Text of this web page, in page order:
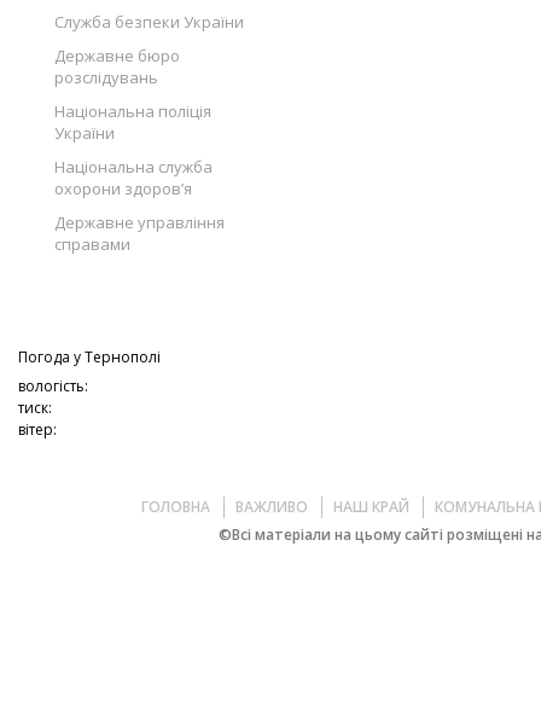
Служба безпеки України
Державне бюро
розслідувань
Національна поліція
України
Національна служба
охорони здоров’я
Державне управління
справами
Погода уТернополі
вологість:
тиск:
вітер:
ГОЛОВНА ВАЖЛИВО НАШ КРАЙ
КОМУНАЛЬНА
©Всі матеріали на цьому сайті розміщені